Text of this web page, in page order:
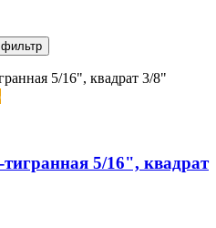
5/16", квадрат